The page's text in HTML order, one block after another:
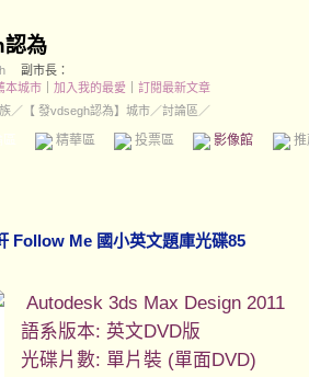
為
副市長：
本城市 加入我的最愛
訂閱最新文章
／ 【 發vdsegh認為】城市／討論區／
精華區 投票區 影像館
Follow Me 國小英文題庫光碟85
Autodesk 3ds Max Design 2011
語系版本: 英文DVD版
光碟片數: 單片裝 (單面DVD)